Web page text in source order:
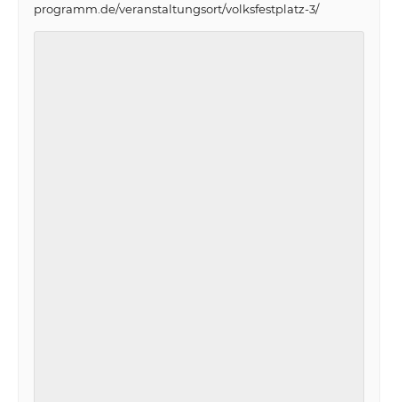
programm.de/veranstaltungsort/volksfestplatz-3/